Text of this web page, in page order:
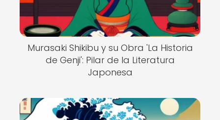
Murasaki Shikibu y su Obra 'La Historia
de Genji': Pilar de la Literatura
Japonesa